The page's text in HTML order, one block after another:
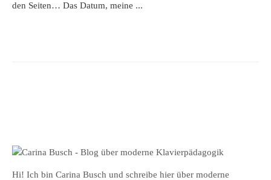
den Seiten… Das Datum, meine ...
Hi! Ich bin Carina Busch und schreibe hier über moderne